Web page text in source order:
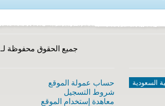
جميع الحقوق محفوظة لـ
السعودية
حساب عمولة الموقع
شروط التسجيل
معاهدة إستخدام الموقع